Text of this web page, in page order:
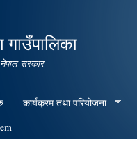
गाउँपालिका
सरकार
कार्यक्रम तथा परियोजना